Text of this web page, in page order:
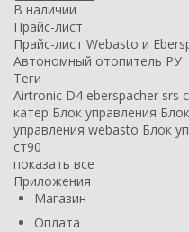
В наличии
Прайс-лист
Прайс-лист Webasto и
Автономный отопитель РУ
Теги
Airtronic D4 eberspacher srs
катер Блок управления
управления webasto Блок
ст90
показать все
Приложения
Магазин
Оплата